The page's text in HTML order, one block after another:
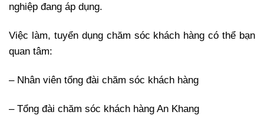
nghiệp đang áp dụng.
Việc làm, tuyển dụng chăm sóc khách hàng có thể bạn
quan tâm:
– Nhân viên tổng đài chăm sóc khách hàng
– Tổng đài chăm sóc khách hàng An Khang